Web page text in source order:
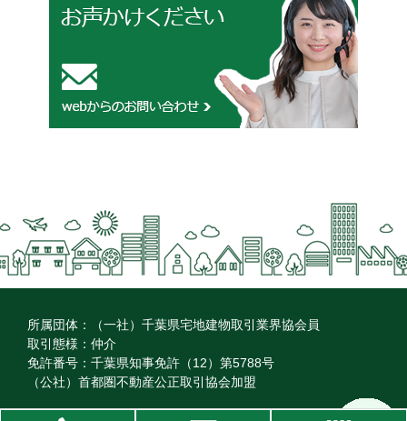
所属団体：（一社）千葉県宅地建物取引業界協会員
取引態様：仲介
免許番号：千葉県知事免許（12）第5788号
（公社）首都圏不動産公正取引協会加盟